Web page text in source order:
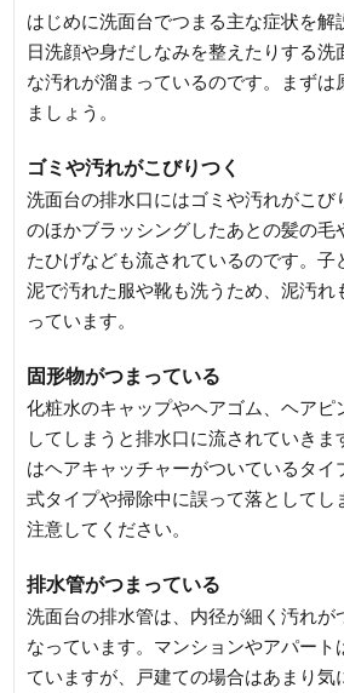
はじめに洗面台でつまる主な症状を解
日洗顔や身だしなみを整えたりする洗
な汚れが溜まっているのです。まずは
ましょう。
ゴミや汚れがこびりつく
洗面台の排水口にはゴミや汚れがこび
のほかブラッシングしたあとの髪の毛
たひげなども流されているのです。子
泥で汚れた服や靴も洗うため、泥汚れ
っています。
固形物がつまっている
化粧水のキャップやヘアゴム、ヘアピ
してしまうと排水口に流されていきま
はヘアキャッチャーがついているタイ
式タイプや掃除中に誤って落としてし
注意してください。
排水管がつまっている
洗面台の排水管は、内径が細く汚れが
なっています。マンションやアパート
ていますが、戸建ての場合はあまり気